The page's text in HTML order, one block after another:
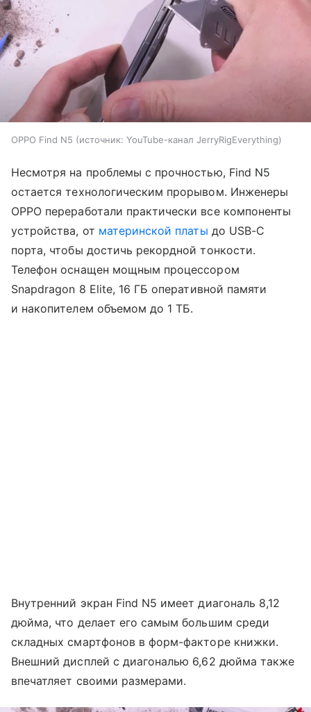
OPPO Find N5 источник: YouTube-канал JerryRigEverything
Несмотря на проблемы с прочностью, Find N5
остается технологическим прорывом. Инженеры
OPPO переработали практически все компоненты
устройства, от материнской платы до USB-C
порта, чтобы достичь рекордной тонкости.
Телефон оснащен мощным процессором
Snapdragon 8 Elite, 16 ГБ оперативной памяти
и накопителем объемом до 1 ТБ.
Внутренний экран Find N5 имеет диагональ 8,12
дюйма, что делает его самым большим среди
складных смартфонов в форм-факторе книжки.
Внешний дисплей с диагональю 6,62 дюйма также
впечатляет своими размерами.